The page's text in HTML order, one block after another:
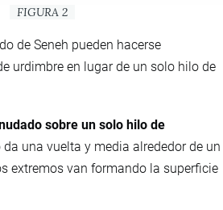
FIGURA 2
de Seneh pueden hacerse
urdimbre en lugar de un solo hilo de
sobre un solo hilo de
una vuelta y media alrededor de un
extremos van formando la superficie